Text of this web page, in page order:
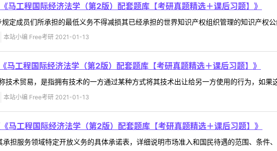
马工程国际经济法学（第2版）配套题库【考研真题精选＋课后习题】》
定成员们所承担的最低义务不得减损其已经承担的世界知识产权组织管理的知识产权
本站小编 Free考研 2021-01-13
马工程国际经济法学（第2版）配套题库【考研真题精选＋课后习题】》
术贸易，是指拥有技术的一方通过某种方式将其技术出让给另一方使用的行为，如果
本站小编 Free考研 2021-01-13
马工程国际经济法学（第2版）配套题库【考研真题精选＋课后习题】》
承担服务领域特定开放义务的具体承诺表，详细说明市场准入和国民待遇的范围、条件